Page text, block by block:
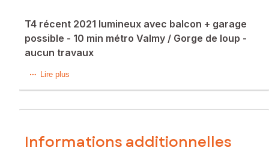
T4 récent 2021 lumineux avec balcon + garage
possible - 10 min métro Valmy / Gorge de loup -
aucun travaux
À seulement quelques minutes à pied des stations de métro
d’une résidence récente, sécurisée et parfaitement
Dès l’entrée, vous serez séduit par sa belle pièce de vie
baignée de lumière, offrant près de 30 m² d’espace
Lire plus
Informations additionnelles